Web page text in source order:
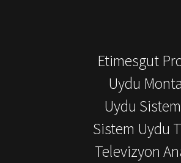
Etimesgut
Uydu
Uydu
Sistem Uydu
Televizyon